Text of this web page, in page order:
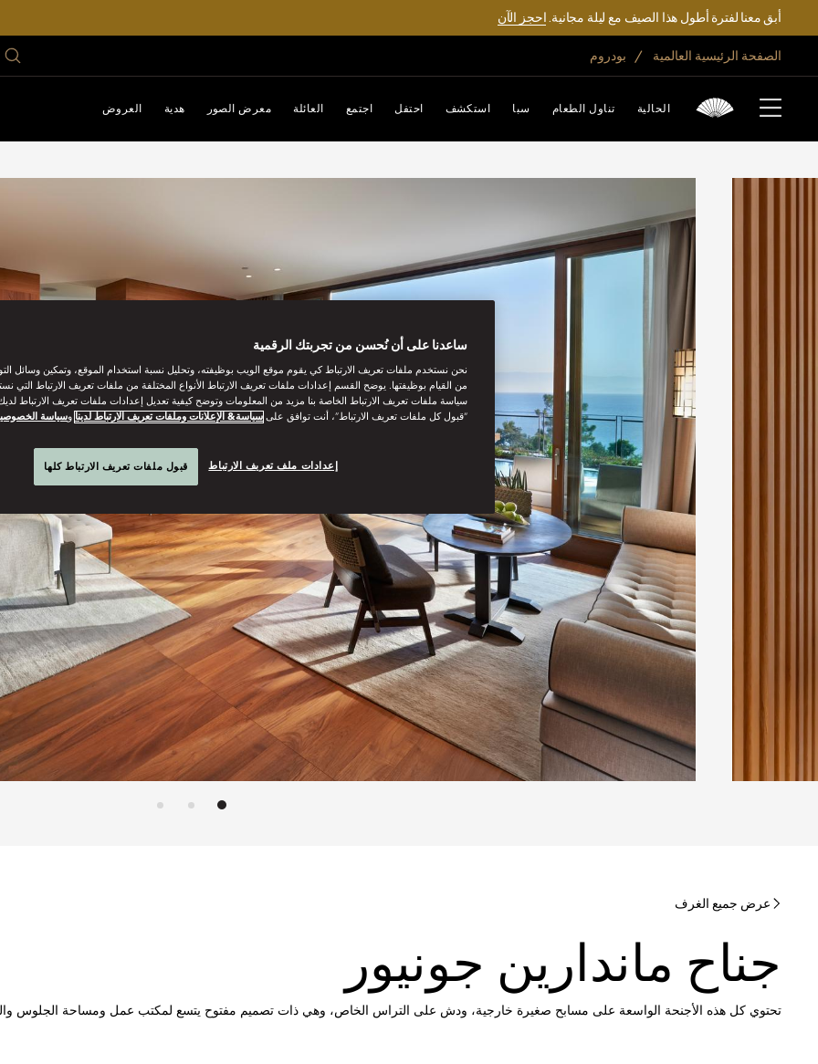
أبق معنا لفترة أطول هذا الصيف مع ليلة مجانية.احجز الآن
الصفحة الرئيسية العالمية بودروم
الحالية تناول الطعام سبا استكشف احتفل اجتمع العائلة معرض الصور هدية العروض
عرض جميع الغرف
جناح ماندارين جونيور
تحتوي كل هذه الأجنحة الواسعة على مسابح صغيرة خارجية، ودش على التراس الخاص، وهي ذات تصميم مفتوح يتسع لمكتب عمل ومساحة الجلوس
ساعدنا على أن نُحسن من تجربتك الرقمية
نحن نستخدم ملفات تعريف الارتباط كي يقوم موقع الويب بوظيفته، وتحليل نسبة استخدام الموقع، وتمكين وسائل
من القيام بوظيفتها. يوضح القسم إعدادات ملفات تعريف الارتباط الأنواع المختلفة من ملفات تعريف الارتباط التي
سياسة ملفات تعريف الارتباط الخاصة بنا مزيد من المعلومات وتوضح كيفية تعديل إعدادات ملفات تعريف الارتباط
“قبول كل ملفات تعريف الارتباط”، أنت توافق على سياسة& الإعلانات وملفات تعريف الارتباط لدينا وسياسة
إعدادات ملف تعريف الارتباط قبول ملفات تعريف الارتباط كلها